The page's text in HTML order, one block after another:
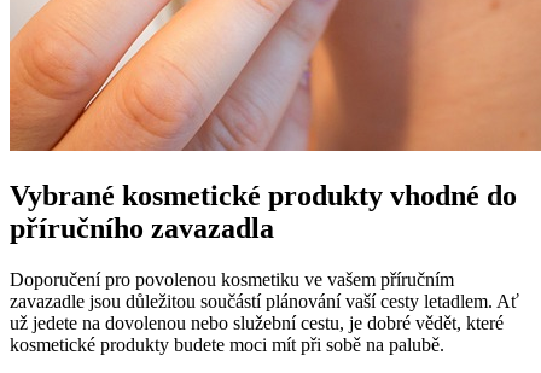
Vybrané kosmetické produkty vhodné do
příručního zavazadla
Doporučení pro povolenou kosmetiku ve vašem příručním
zavazadle jsou důležitou součástí plánování vaší cesty letadlem. Ať
už jedete na dovolenou nebo služební cestu, je dobré vědět, které
kosmetické produkty budete moci mít při sobě na palubě.